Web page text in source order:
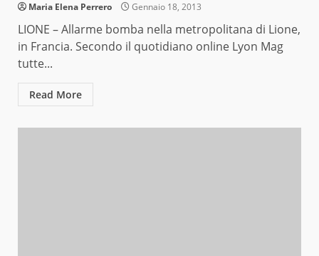
Maria Elena Perrero Gennaio 18, 2013
LIONE – Allarme bomba nella metropolitana di Lione,
in Francia. Secondo il quotidiano online Lyon Mag
tutte...
Read More